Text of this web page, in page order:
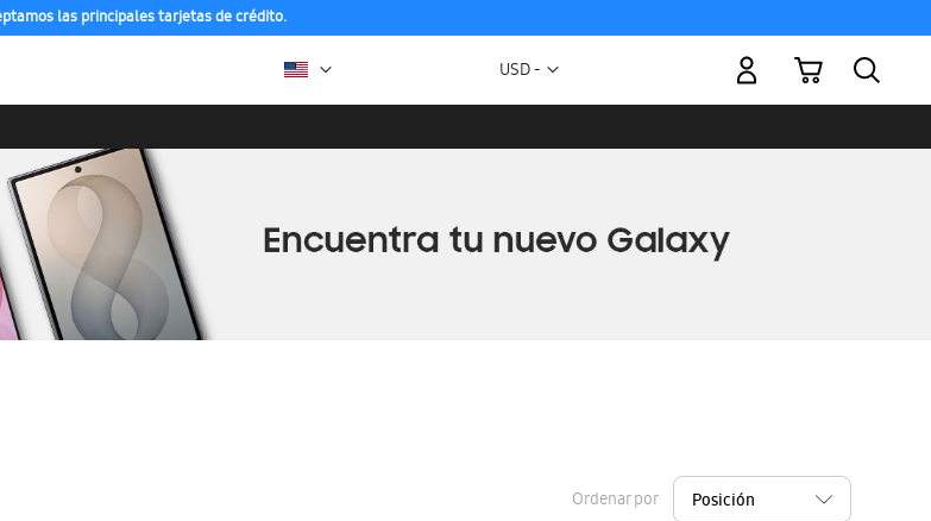
las principales tarjetas de crédito.
Moneda
USD -
Mi carrito
Ordenar por